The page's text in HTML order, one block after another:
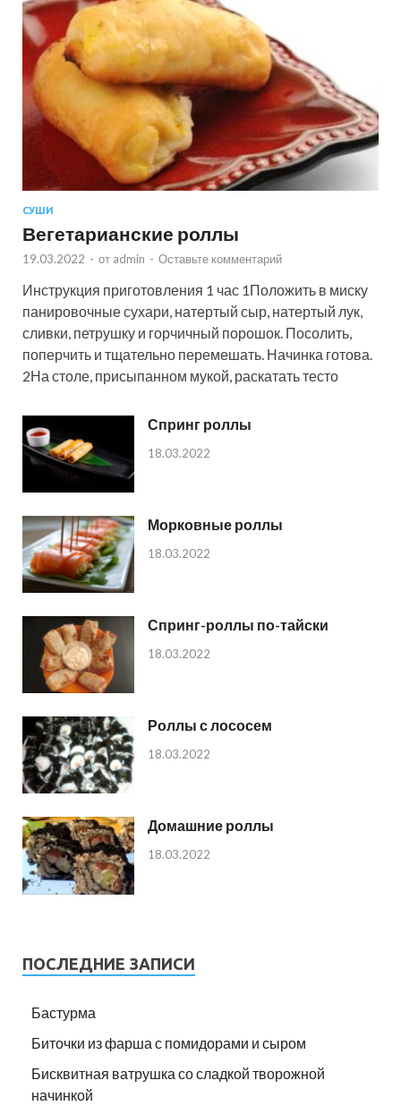
СУШИ
Вегетарианские роллы
19.03.2022 - от admin - Оставьте комментарий
Инструкция приготовления 1 час 1Положить в миску
панировочные сухари, натертый сыр, натертый лук,
сливки, петрушку и горчичный порошок. Посолить,
поперчить и тщательно перемешать. Начинка готова.
2На столе, присыпанном мукой, раскатать тесто
Спринг роллы
18.03.2022
Морковные роллы
18.03.2022
Спринг-роллы по-тайски
18.03.2022
Роллы с лососем
18.03.2022
Домашние роллы
18.03.2022
ПОСЛЕДНИЕ ЗАПИСИ
Бастурма
Биточки из фарша с помидорами и сыром
Бисквитная ватрушка со сладкой творожной
начинкой